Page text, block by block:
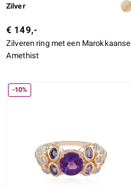
Zilver
€ 149,-
Zilveren ring met een Marokkaanse
Amethist
-10%